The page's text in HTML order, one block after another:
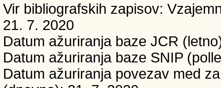
Vir bibliografskih zapisov:
21. 7. 2020
Datum ažuriranja baze JCR
Datum ažuriranja baze SNIP
Datum ažuriranja povezav med